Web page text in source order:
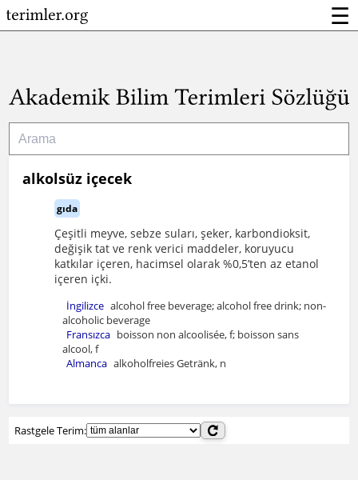
☰
alkolsüz içecek
gıda
Çeşitli meyve, sebze suları, şeker, karbondioksit,
değişik tat ve renk verici maddeler, koruyucu
katkılar içeren, hacimsel olarak %0,5’ten az etanol
içeren içki.
İngilizce alcohol free beverage; alcohol free drink; non-
alcoholic beverage
Fransızca boisson non alcoolisée, f; boisson sans
alcool, f
Almanca alkoholfreies Getränk, n
Rastgele Terim: